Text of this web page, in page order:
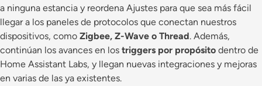
a ninguna estancia y reordena Ajustes para que sea más fácil
llegar a los paneles de protocolos que conectan nuestros
dispositivos, como Zigbee, Z-Wave o Thread. Además,
continúan los avances en los triggers por propósito dentro de
Home Assistant Labs, y llegan nuevas integraciones y mejoras
en varias de las ya existentes.